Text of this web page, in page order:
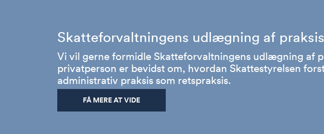
Skatteforvaltningens udlægning af
Vi vil gerne formidle Skatteforvaltningens udlægning af
privatperson er bevidst om, hvordan Skattestyrelsen
administrativ praksis som retspraksis.
FÅ MERE AT VIDE